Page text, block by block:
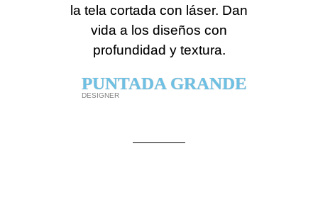
la tela cortada con láser. Dan
vida a los diseños con
profundidad y textura.
PUNTADA GRANDE
DESIGNER